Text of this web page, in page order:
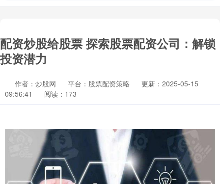
配资炒股给股票 探索股票配资公司：解锁
投资潜力
作者：炒股网 平台：股票配资策略
更新：2025-05-15
09:56:41
阅读：173